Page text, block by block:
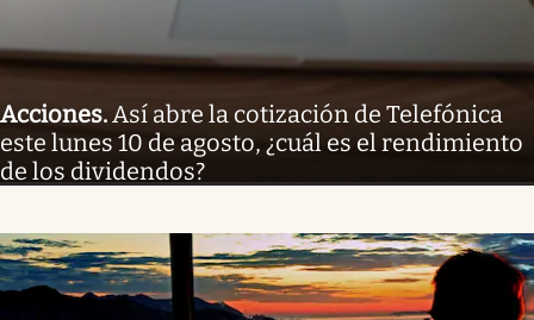
Acciones. Así abre la cotización de Telefónica
este lunes 10 de agosto, ¿cuál es el rendimiento
de los dividendos?